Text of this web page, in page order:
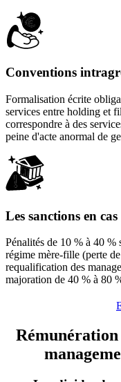
Conventions
Formalisation écrite
services entre holding et
correspondre à des
peine d'acte anormal de
Les sanctions en
Pénalités de 10 % à 40 %
régime mère-fille (perte
requalification des
majoration de 40 % à 80